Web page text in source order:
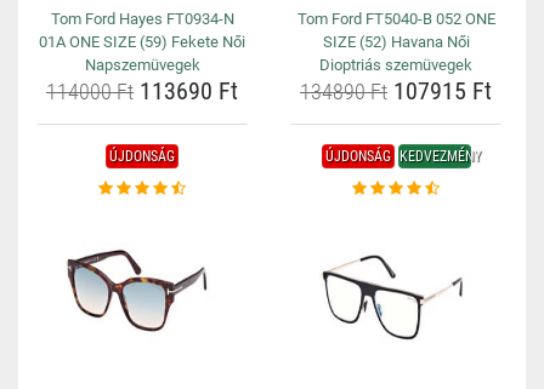
Tom Ford Hayes FT0934-N
01A ONE SIZE (59) Fekete Női
Napszemüvegek
114000 Ft 113690 Ft
Tom Ford FT5040-B 052 ONE
SIZE (52) Havana Női
Dioptriás szemüvegek
134890 Ft 107915 Ft
ÚJDONSÁG ÚJDONSÁG KEDVEZMÉNY